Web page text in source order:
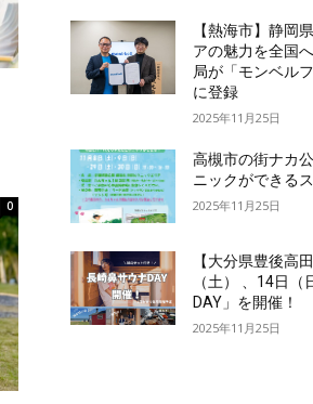
0
【熱海市】静岡
アの魅力を全国
局が「モンベル
に登録
2025年11月25日
高槻市の街ナカ
ニックができる
2025年11月25日
【大分県豊後高
（土） 、14日
DAY」を開催！
2025年11月25日